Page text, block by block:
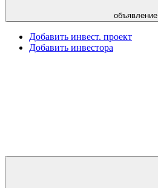
объявление
Добавить инвест. проект
Добавить инвестора